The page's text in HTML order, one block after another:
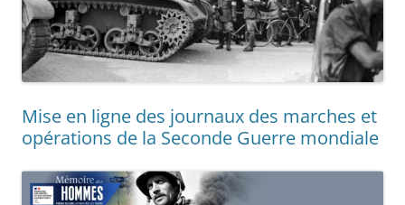
Mise en ligne des journaux des marches et
opérations de la Seconde Guerre mondiale